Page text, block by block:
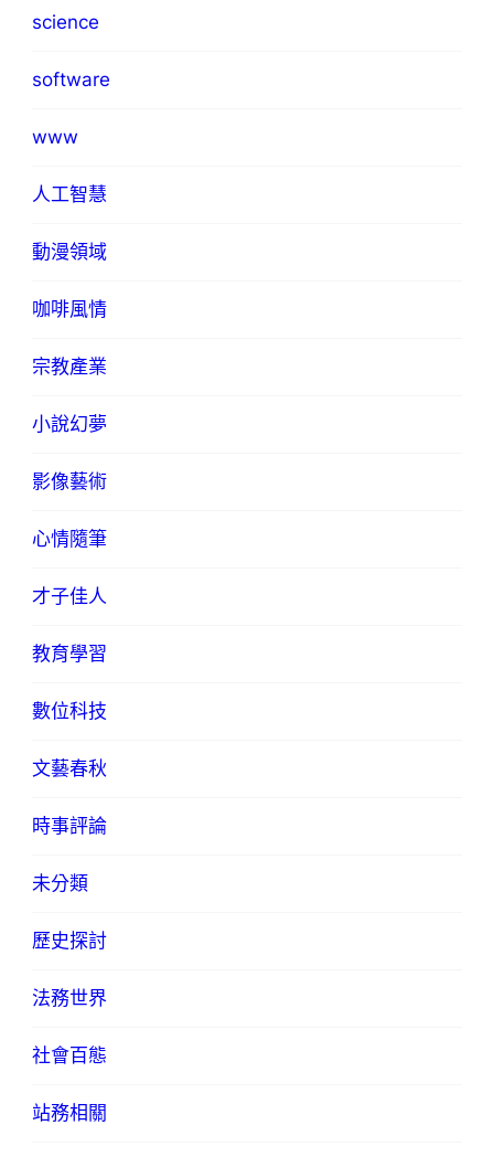
science
software
www
人工智慧
動漫領域
咖啡風情
宗教產業
小說幻夢
影像藝術
心情隨筆
才子佳人
教育學習
數位科技
文藝春秋
時事評論
未分類
歷史探討
法務世界
社會百態
站務相關